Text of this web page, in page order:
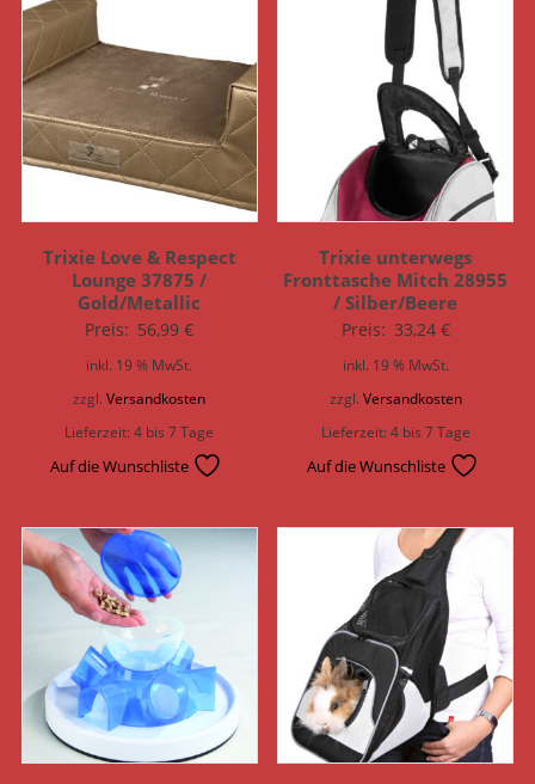
Trixie Love & Respect
Lounge 37875 /
Gold/Metallic
Preis: 56,99€
inkl. 19 % MwSt.
zzgl.Versandkosten
Lieferzeit:4 bis 7 Tage
Auf die Wunschliste
Trixie unterwegs
Fronttasche Mitch 28955
/ Silber/Beere
Preis: 33,24 €
inkl. 19 % MwSt.
zzgl. Versandkosten
Lieferzeit:4 bis 7 Tage
Auf die Wunschliste